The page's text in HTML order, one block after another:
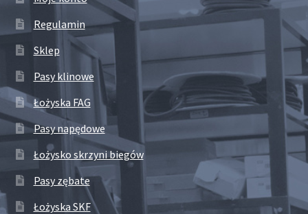
Regulamin
Sklep
Pasy klinowe
Łożyska FAG
Pasy napędowe
Łożysko skrzyni biegów
Pasy zębate
Łożyska SKF